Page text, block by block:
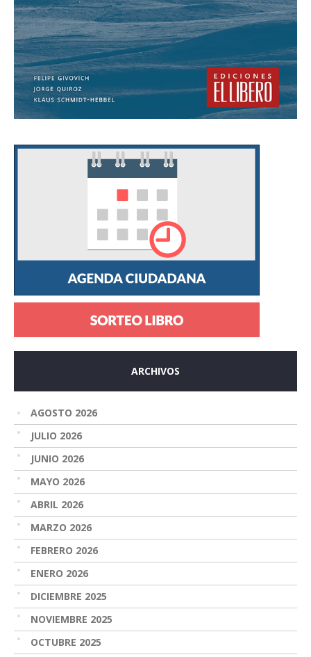
ARCHIVOS
AGOSTO 2026
JULIO 2026
JUNIO 2026
MAYO 2026
ABRIL 2026
MARZO 2026
FEBRERO 2026
ENERO 2026
DICIEMBRE 2025
NOVIEMBRE 2025
OCTUBRE 2025